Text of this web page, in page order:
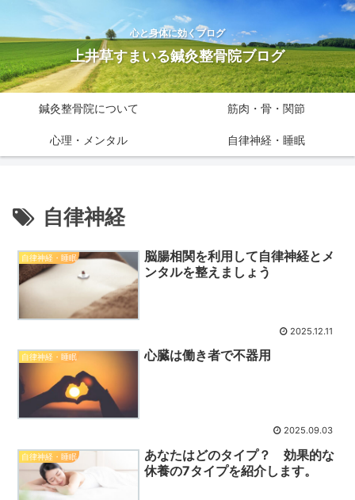
心と身体に効くブログ
上井草すまいる鍼灸整骨院ブログ
鍼灸整骨院について 筋肉・骨・関節
心理・メンタル 自律神経・睡眠
自律神経
自律神経・睡眠
脳腸相関を利用して自律神経とメ
ンタルを整えましょう
2025.12.11
自律神経・睡眠 心臓は働き者で不器用
2025.09.03
自律神経・睡眠
あなたはどのタイプ？ 効果的な
休養の7タイプを紹介します。